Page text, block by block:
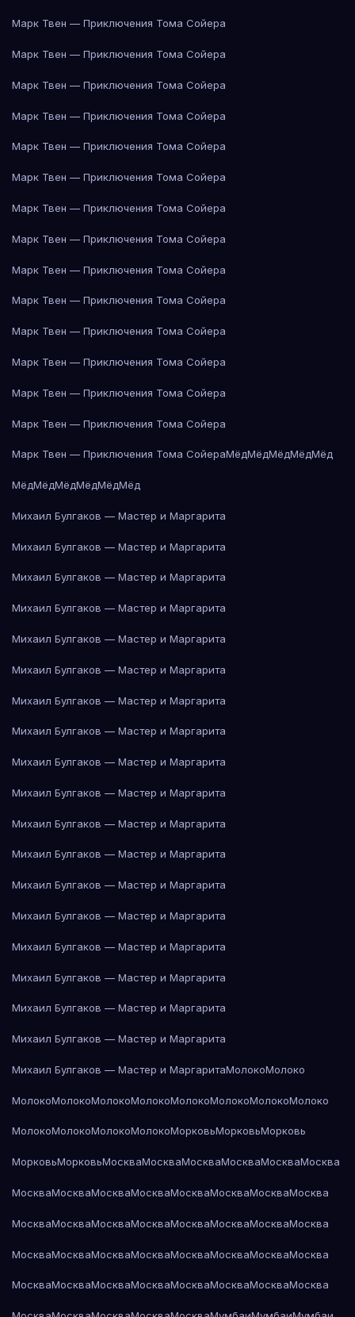
Марк Твен — Приключения Тома Сойера
Марк Твен — Приключения Тома Сойера
Марк Твен — Приключения Тома Сойера
Марк Твен — Приключения Тома Сойера
Марк Твен — Приключения Тома Сойера
Марк Твен — Приключения Тома Сойера
Марк Твен — Приключения Тома Сойера
Марк Твен — Приключения Тома Сойера
Марк Твен — Приключения Тома Сойера
Марк Твен — Приключения Тома Сойера
Марк Твен — Приключения Тома Сойера
Марк Твен — Приключения Тома Сойера
Марк Твен — Приключения Тома Сойера
Марк Твен — Приключения Тома Сойера
Марк Твен — Приключения Тома СойераМёдМёдМёдМёдМёд
МёдМёдМёдМёдМёдМёд
Михаил Булгаков — Мастер и Маргарита
Михаил Булгаков — Мастер и Маргарита
Михаил Булгаков — Мастер и Маргарита
Михаил Булгаков — Мастер и Маргарита
Михаил Булгаков — Мастер и Маргарита
Михаил Булгаков — Мастер и Маргарита
Михаил Булгаков — Мастер и Маргарита
Михаил Булгаков — Мастер и Маргарита
Михаил Булгаков — Мастер и Маргарита
Михаил Булгаков — Мастер и Маргарита
Михаил Булгаков — Мастер и Маргарита
Михаил Булгаков — Мастер и Маргарита
Михаил Булгаков — Мастер и Маргарита
Михаил Булгаков — Мастер и Маргарита
Михаил Булгаков — Мастер и Маргарита
Михаил Булгаков — Мастер и Маргарита
Михаил Булгаков — Мастер и Маргарита
Михаил Булгаков — Мастер и Маргарита
Михаил Булгаков — Мастер и МаргаритаМолокоМолоко
МолокоМолокоМолокоМолокоМолокоМолокоМолокоМолоко
МолокоМолокоМолокоМолокоМорковьМорковьМорковь
МорковьМорковьМоскваМоскваМоскваМоскваМоскваМосква
МоскваМоскваМоскваМоскваМоскваМоскваМоскваМосква
МоскваМоскваМоскваМоскваМоскваМоскваМоскваМосква
МоскваМоскваМоскваМоскваМоскваМоскваМоскваМосква
МоскваМоскваМоскваМоскваМоскваМоскваМоскваМосква